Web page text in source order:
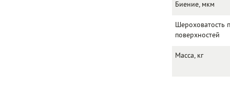
Биение, мкм
Шероховатость
поверхностей
Масса, кг